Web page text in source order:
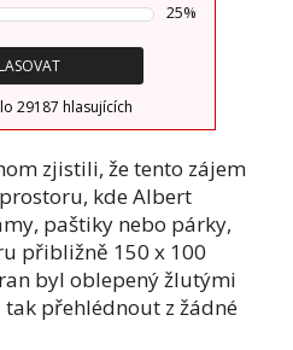
25%
29187 hlasujících
zjistili, že tento zájem
kde Albert
paštiky nebo párky,
přibližně 150 x 100
byl oblepený žlutými
tak přehlédnout z žádné